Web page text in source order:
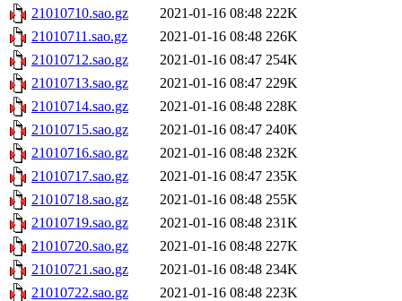
21010710.sao.gz
2021-01-16 08:48 222K
21010711.sao.gz
2021-01-16 08:48 226K
21010712.sao.gz
2021-01-16 08:47 254K
21010713.sao.gz
2021-01-16 08:47 229K
21010714.sao.gz
2021-01-16 08:48 228K
21010715.sao.gz
2021-01-16 08:47 240K
21010716.sao.gz
2021-01-16 08:48 232K
21010717.sao.gz
2021-01-16 08:47 235K
21010718.sao.gz
2021-01-16 08:48 255K
21010719.sao.gz
2021-01-16 08:48 231K
21010720.sao.gz
2021-01-16 08:48 227K
21010721.sao.gz
2021-01-16 08:48 234K
21010722.sao.gz
2021-01-16 08:48 223K